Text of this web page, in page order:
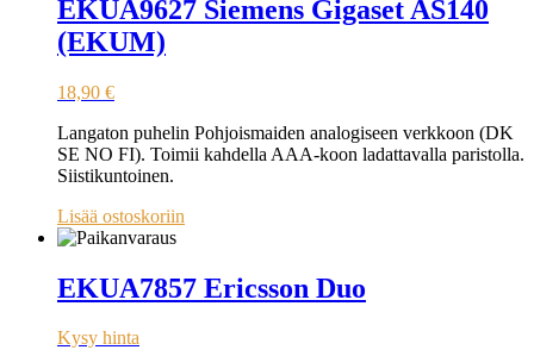
EKUA9627 Siemens Gigaset AS140
(EKUM)
18,90 €
Langaton puhelin Pohjoismaiden analogiseen verkkoon (DK
SE NO FI). Toimii kahdella AAA-koon ladattavalla paristolla.
Siistikuntoinen.
Lisää ostoskoriin
EKUA7857 Ericsson Duo
Kysy hinta